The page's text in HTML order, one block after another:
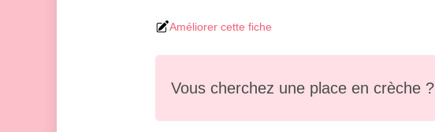
Améliorer cette fiche
Vous cherchez une place en crèche ?